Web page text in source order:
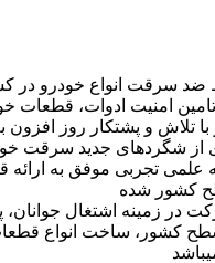
ضد سرقت انواع خودرو در
امنیت ادوات، قطعات
و با تلاش و پشتکار روز
از شگردهای جدید سرقت
علمی تجربی موفق به
کشور شده
در زمینه اشتغال جوانان،
کشور، ساخت انواع